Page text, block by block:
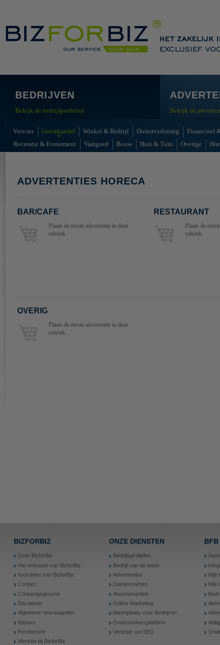
BEDRIJVEN
Bekijk de bedrijfprofielen Bekijk de
Vervoer Groothandel Winkel & Bedrijf Dienstverlening
Financieel
Recreatie & Evenement
Vastgoed Bouw Huis & Tuin Overige
ADVERTENTIES HORECA
BAR/CAFÉ
Plaats de eerste advertentie in deze
rubriek.
RESTAURANT
Plaats de
rubriek.
OVERIG
Plaats de eerste advertentie in deze
rubriek.
BIZFORBIZ
Over BizforBiz
Het ontstaan van BizforBiz
Voordelen van BizforBiz
Contact
Contactgegevens
Disclaimer
Algemene Voorwaarden
Nieuws
Persbericht
Werken bij BizforBiz
ONZE DIENSTEN
Bedrijfsprofielen
Bedrijf van de week
Advertenties
Domeinnamen
Abonnementen
Online Marketing
Marktplaats voor Bedrijven
Ondernemersplatform
Verbeter uw SEO
BFB
Mijn
Mijn